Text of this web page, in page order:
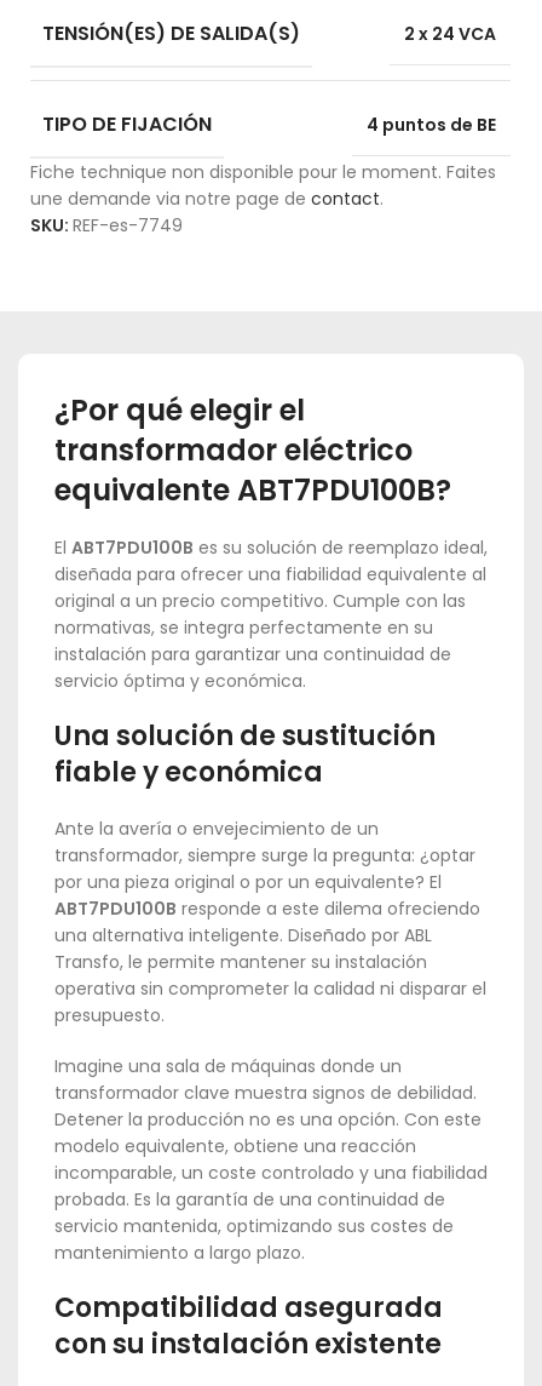
TENSIÓN(ES) DE SALIDA(S) 2 x 24 VCA
TIPO DE FIJACIÓN
4 puntos de BE
Fiche technique non disponible pour le moment. Faites
une demande via notre page de contact.
SKU: REF-es-7749
¿Por qué elegir el
transformador eléctrico
equivalente ABT7PDU100B?
El ABT7PDU100B es su solución de reemplazo ideal,
diseñada para ofrecer una fiabilidad equivalente al
original a un precio competitivo. Cumple con las
normativas, se integra perfectamente en su
instalación para garantizar una continuidad de
servicio óptima y económica.
Una solución de sustitución
fiable y económica
Ante la avería o envejecimiento de un
transformador, siempre surge la pregunta: ¿optar
por una pieza original o por un equivalente? El
ABT7PDU100B responde a este dilema ofreciendo
una alternativa inteligente. Diseñado por ABL
Transfo, le permite mantener su instalación
operativa sin comprometer la calidad ni disparar el
presupuesto.
Imagine una sala de máquinas donde un
transformador clave muestra signos de debilidad.
Detener la producción no es una opción. Con este
modelo equivalente, obtiene una reacción
incomparable, un coste controlado y una fiabilidad
probada. Es la garantía de una continuidad de
servicio mantenida, optimizando sus costes de
mantenimiento a largo plazo.
Compatibilidad asegurada
con su instalación existente